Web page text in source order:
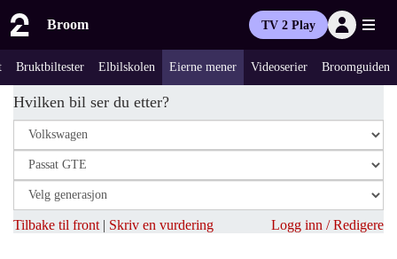
Broom TV 2 Play
Bruktbiltester Elbilskolen Eierne mener Videoserier Broomguiden
Hvilken bil ser du etter?
Tilbake til front | Skriv en vurdering Logg inn / Redigere